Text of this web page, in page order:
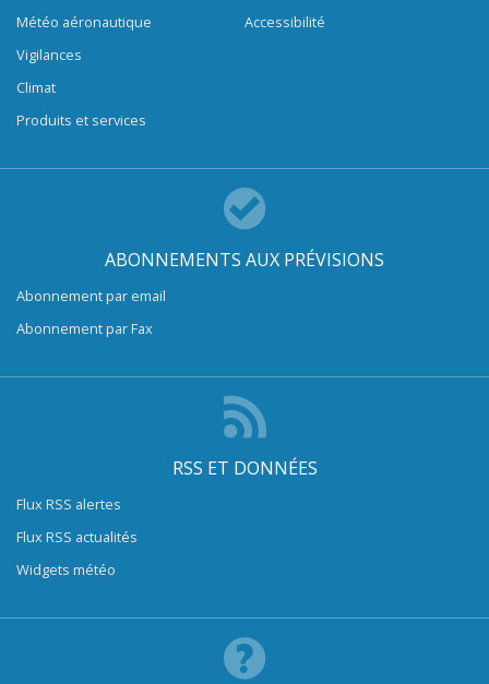
Météo aéronautique
Vigilances
Climat
Produits et services
Accessibilité
ABONNEMENTS AUX PRÉVISIONS
Abonnement par email
Abonnement par Fax
RSS ET DONNÉES
Flux RSS alertes
Flux RSS actualités
Widgets météo